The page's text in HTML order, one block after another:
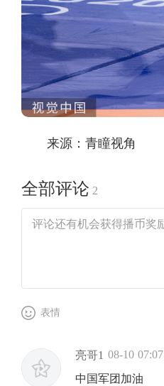
来源：青瞳视角
全部评论 2
表情
亮哥1 08-10 07:07
中国军团加油